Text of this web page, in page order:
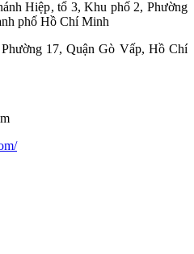
Hiệp, tổ 3, Khu phố 2, Phường
phố Hồ Chí Minh
17, Quận Gò Vấp, Hồ Chí